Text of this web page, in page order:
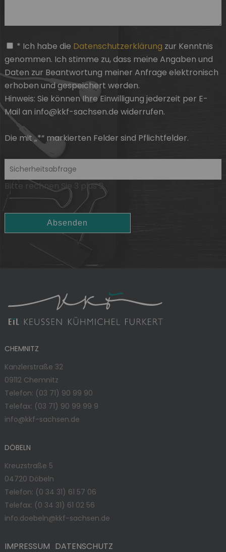
* Ich habe die Datenschutzerklärung zur Kenntnis
genommen. Ich stimme zu, dass meine Angaben und
Daten zur Beantwortung meiner Anfrage elektronisch
erhoben und gespeichert werden.
Hinweis: Sie könnenIhre Einwilligung jederzeit per E-
Mail an info@kkf-sachsen.de widerrufen.
Die mit „*“ markierten Felder sind Pflichtfelder.
Bitte rechnen Sie 3 plus 9.
Absenden
CHEMNITZ
Kanzlerstraße 32
09112 Chemnitz
Telefon: (03 71) 90 99 90
Telefax: (03 71) 90 99 99 9
info@kkf-sachsen.de
DÖBELN
Kreuzstraße 5
04720 Döbeln
Telefon: (0 34 31) 61 57 06
Telefax: (0 34 31) 61 02 56
info.doebeln@kkf-sachsen.de
IMPRESSUM DATENSCHUTZ